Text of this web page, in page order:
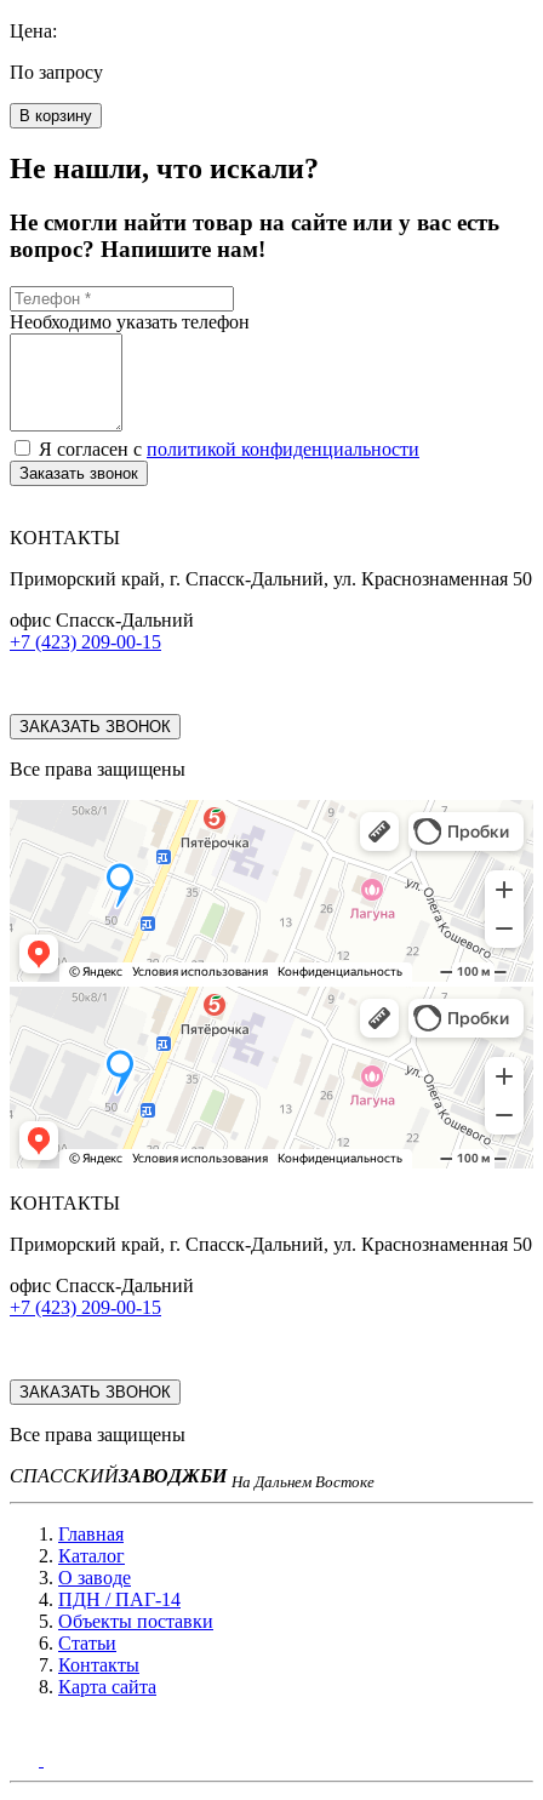
Цена:
По запросу
В корзину
Не нашли, что искали?
Не смогли найти товар на сайте или у вас есть
вопрос? Напишите нам!
Необходимо указать телефон
Я согласен с политикой конфиденциальности
Заказать звонок
КОНТАКТЫ
Приморский край, г. Спасск-Дальний, ул. Краснознаменная 50
офис Спасск-Дальний
+7 (423) 209-00-15
ЗАКАЗАТЬ ЗВОНОК
Все права защищены
КОНТАКТЫ
Приморский край, г. Спасск-Дальний, ул. Краснознаменная 50
офис Спасск-Дальний
+7 (423) 209-00-15
ЗАКАЗАТЬ ЗВОНОК
Все права защищены
СПАССКИЙЗАВОДЖБИ На Дальнем Востоке
Главная
Каталог
О заводе
ПДН / ПАГ-14
Объекты поставки
Статьи
Контакты
Карта сайта